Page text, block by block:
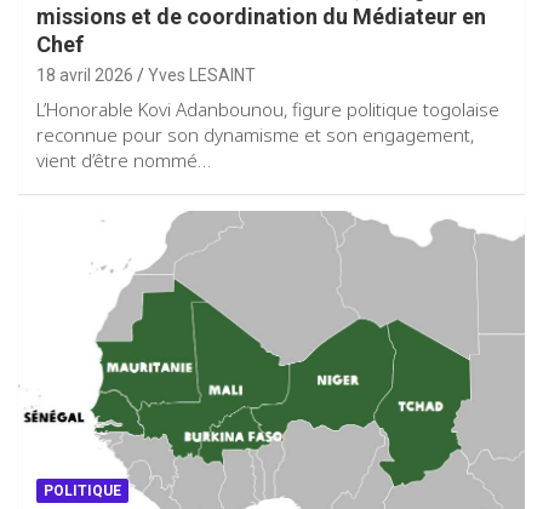
missions et de coordination du Médiateur en
Chef
18 avril 2026 Yves LESAINT
L’Honorable Kovi Adanbounou, figure politique togolaise
reconnue pour son dynamisme et son engagement,
vient d’être nommé…
POLITIQUE